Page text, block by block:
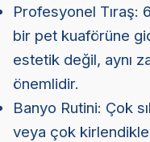
Profesyonel Tıraş:
bir pet kuaförüne
estetik değil, aynı
önemlidir.
Banyo Rutini: Çok
veya çok